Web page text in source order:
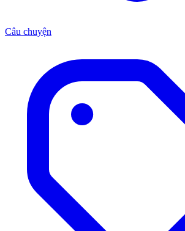
Câu chuyện